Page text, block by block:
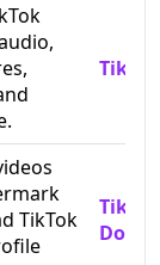
TikTok